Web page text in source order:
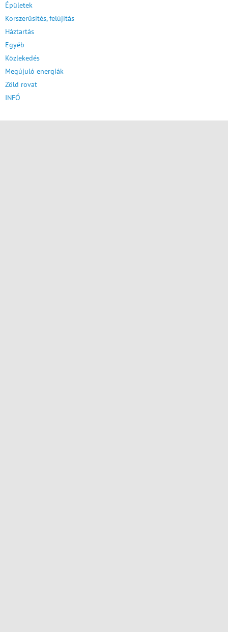
Épületek
Korszerűsítés, felújítás
Háztartás
Egyéb
Közlekedés
Megújuló energiák
Zöld rovat
INFÓ